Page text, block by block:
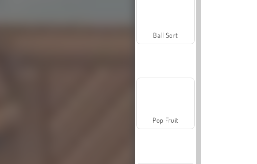
Ball Sort
Pop Fruit